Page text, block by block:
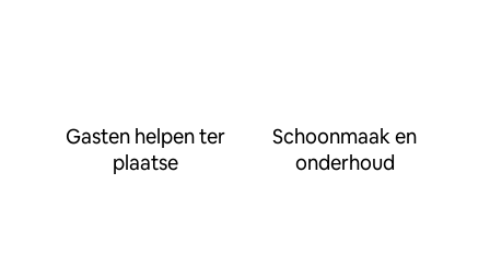
Gasten helpen ter
plaatse
Schoonmaak en
onderhoud